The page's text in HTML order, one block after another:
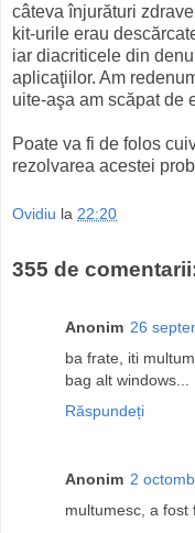
câteva înjurături
kit-urile erau
iar diacriticele din
aplicaţiilor. Am
uite-aşa am scăpat de
Poate va fi de folos
rezolvarea acestei
Ovidiu la 22:20
355 de
Anonim 26
ba frate, iti
bag alt windows...
Răspundeți
Anonim 2
multumesc, a fost